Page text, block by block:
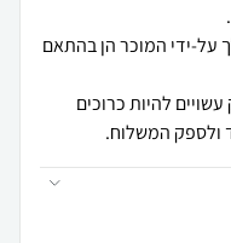
על-ידי המוכר הן בהתאם
להיות כרוכים
ולספק המשלוח.